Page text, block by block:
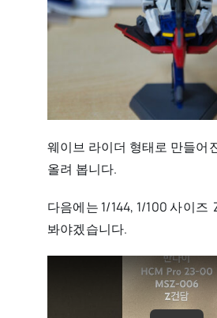
웨이브 라이더 형태로 만들어
올려 봅니다.
다음에는 1/144, 1/100 사이즈
봐야겠습니다.